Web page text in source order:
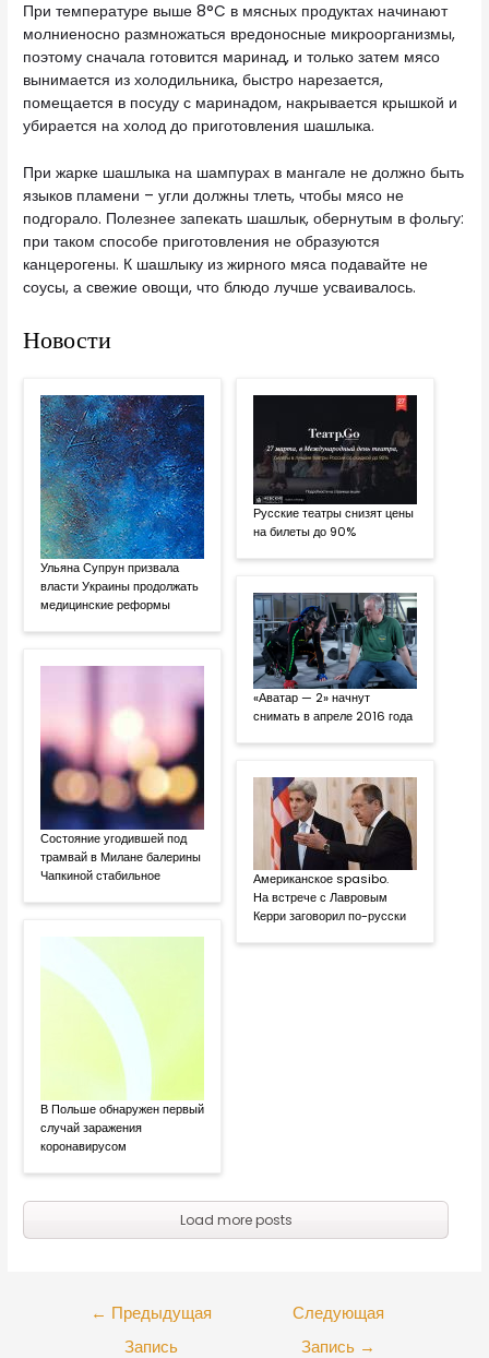
При температуре выше 8°C в мясных продуктах начинают
молниеносно размножаться вредоносные микроорганизмы,
поэтому сначала готовится маринад, и только затем мясо
вынимается из холодильника, быстро нарезается,
помещается в посуду с маринадом, накрывается крышкой и
убирается на холод до приготовления шашлыка.
При жарке шашлыка на шампурах в мангале не должно быть
языков пламени – угли должны тлеть, чтобы мясо не
подгорало. Полезнее запекать шашлык, обернутым в фольгу:
при таком способе приготовления не образуются
канцерогены. К шашлыку из жирного мяса подавайте не
соусы, а свежие овощи, что блюдо лучше усваивалось.
Новости
Ульяна Супрун призвала
власти Украины продолжать
медицинские реформы
Состояние угодившей под
трамвай в Милане балерины
Чапкиной стабильное
В Польше обнаружен первый
случай заражения
коронавирусом
Русские театры снизят цены
на билеты до 90%
«Аватар — 2» начнут
снимать в апреле 2016 года
Американское spasibo.
На встрече с Лавровым
Керри заговорил по-русски
Load more posts
← Предыдущая
Запись
Следующая
Запись →